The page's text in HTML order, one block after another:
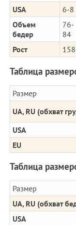
USA 6-8
Объем
бедер
76-
84
Рост
Таблица
Размер
UA, RU (обхват
USA
EU
Таблица
Размер
UA, RU (обхват
USA